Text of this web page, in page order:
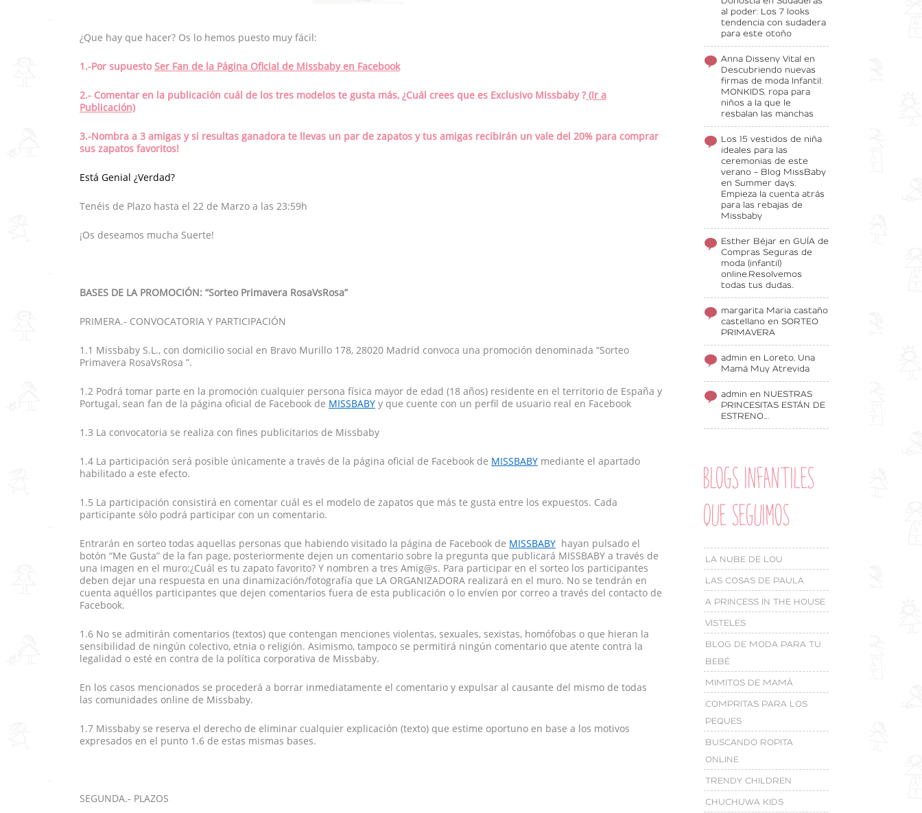
¿Que hay que hacer? Os lo hemos puesto muy fácil:
1.-Por supuestoSer Fan de la Página Oficial de Missbaby en Facebook
2.- Comentar en la publicación cuál de los tres modelos te gusta más, ¿Cuál crees que es Exclusivo Missbaby ? (Ir a
Publicación)
3.-Nombra a 3 amigas y si resultas ganadora te llevas un par de zapatos y tus amigas recibirán un vale del 20% para comprar
sus zapatos favoritos!
Está Genial ¿Verdad?
Tenéis de Plazo hasta el 22 de Marzo a las 23:59h
¡Os deseamos mucha Suerte!
BASES DE LA PROMOCIÓN: “Sorteo Primavera RosaVsRosa”
PRIMERA.‐ CONVOCATORIA Y PARTICIPACIÓN
1.1 Missbaby S.L., con domicilio social en Bravo Murillo 178, 28020 Madrid convoca una promoción denominada “Sorteo
Primavera RosaVsRosa ”.
1.2 Podrá tomar parte en la promoción cualquier persona física mayor de edad (18 años) residente en el territorio de España y
Portugal, sean fan de la página oficial de Facebook de MISSBABY y que cuente con un perfil de usuario real en Facebook
1.3 La convocatoria se realiza con fines publicitarios de Missbaby
1.4 La participación será posible únicamente a través de la página oficial de Facebook de MISSBABY mediante el apartado
habilitado a este efecto.
1.5 La participación consistirá en comentar cuál es el modelo de zapatos que más te gusta entre los expuestos. Cada
participante sólo podrá participar con un comentario.
Entrarán en sorteo todas aquellas personas que habiendo visitado la página de Facebook de MISSBABY hayan pulsado el
botón “Me Gusta” de la fan page, posteriormente dejen un comentario sobre la pregunta que publicará MISSBABY a través de
una imagen en el muro:¿Cuál es tu zapato favorito? Y nombren a tres Amig@s. Para participar en el sorteo los participantes
deben dejar una respuesta en una dinamización/fotografía que LA ORGANIZADORA realizará en el muro. No se tendrán en
cuenta aquéllos participantes que dejen comentarios fuera de esta publicación o lo envíen por correo a través del contacto de
Facebook.
1.6 No se admitirán comentarios (textos) que contengan menciones violentas, sexuales, sexistas, homófobas o que hieran la
sensibilidad de ningún colectivo, etnia o religión. Asimismo, tampoco se permitirá ningún comentario que atente contra la
legalidad o esté en contra de la política corporativa de Missbaby.
En los casos mencionados se procederá a borrar inmediatamente el comentario y expulsar al causante del mismo de todas
las comunidades online de Missbaby.
1.7 Missbaby se reserva el derecho de eliminar cualquier explicación (texto) que estime oportuno en base a los motivos
expresados en el punto 1.6 de estas mismas bases.
SEGUNDA.‐ PLAZOS
al poder: Los 7 looks
tendencia con sudadera
para este otoño
Anna Disseny Vital en
Descubriendo nuevas
firmas de moda Infantil:
MONKIDS, ropa para
niños a la que le
resbalan las manchas
Los 15 vestidos de niña
ideales para las
ceremonias de este
verano - Blog MissBaby
en Summer days:
Empieza la cuenta atrás
para las rebajas de
Missbaby
Esther Béjaren GUÍA de
Compras Seguras de
moda (infantil)
online.Resolvemos
todas tus dudas..
margarita Maria castaño
castellanoen SORTEO
PRIMAVERA
admin en Loreto, Una
Mamá Muy Atrevida
admin en NUESTRAS
PRINCESITAS ESTÁN DE
ESTRENO….
BLOGS INFANTILES
QUE SEGUIMOS
LA NUBE DE LOU
LAS COSAS DE PAULA
A PRINCESS IN THE HOUSE
VÍSTELES
BLOG DE MODA PARA TU
BEBÉ
MIMITOS DE MAMÁ
COMPRITAS PARA LOS
PEQUES
BUSCANDO ROPITA
ONLINE
TRENDY CHILDREN
CHUCHUWA KIDS